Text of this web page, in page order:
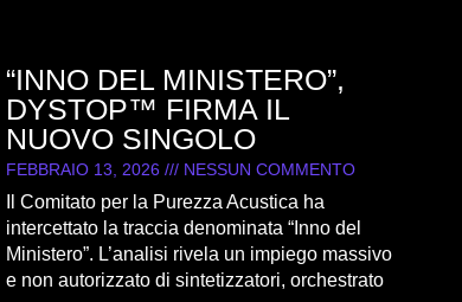
“INNO DEL MINISTERO”,
DYSTOP™ FIRMA IL
NUOVO SINGOLO
FEBBRAIO 13, 2026 NESSUN COMMENTO
Il Comitato per la Purezza Acustica ha
intercettato la traccia denominata “Inno del
Ministero”. L’analisi rivela un impiego massivo
e non autorizzato di sintetizzatori, orchestrato